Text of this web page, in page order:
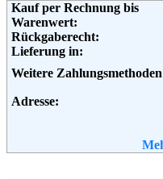
Weiterführende
Informationen:
Kauf per Rechnung bis
Warenwert:
Rückgaberecht:
Lieferung in:
Weitere
Adresse: